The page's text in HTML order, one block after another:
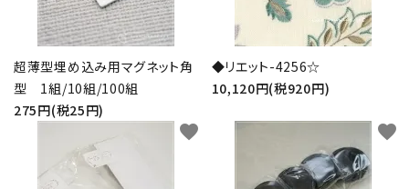
超薄型埋め込み用マグネット角
型 1組/10組/100組
275円(税25円)
◆リエット-4256☆
10,120円(税920円)
favorite favorite